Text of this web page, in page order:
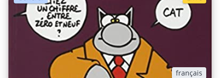
français